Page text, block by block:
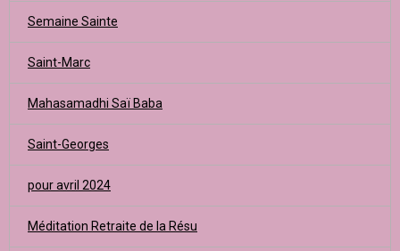
Semaine Sainte
Saint-Marc
Mahasamadhi Saï Baba
Saint-Georges
pour avril 2024
Méditation Retraite de la Résu